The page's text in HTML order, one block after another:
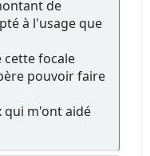
de
à l'usage que
cette focale
pouvoir faire
qui m'ont aidé